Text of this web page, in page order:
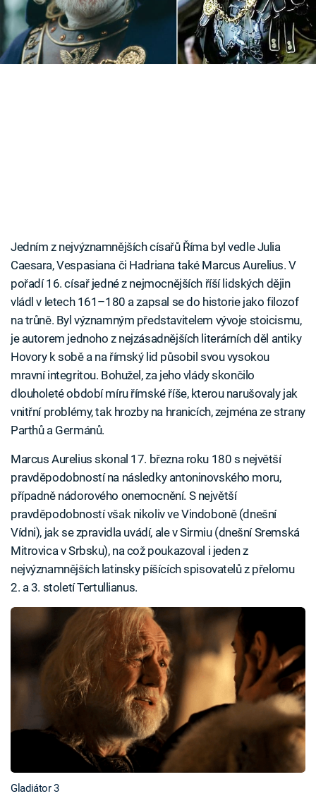
Časopis
Sledujte prima+
Jedním z nejvýznamnějších císařů Říma byl vedle Julia
Caesara, Vespasiana či Hadriana také Marcus Aurelius. V
pořadí 16. císař jedné z nejmocnějších říší lidských dějin
vládl v letech 161–180 a zapsal se do historie jako filozof
na trůně. Byl významným představitelem vývoje stoicismu,
je autorem jednoho z nejzásadnějších literárních děl antiky
Hovory k sobě a na římský lid působil svou vysokou
mravní integritou. Bohužel, za jeho vlády skončilo
dlouholeté období míru římské říše, kterou narušovaly jak
vnitřní problémy, tak hrozby na hranicích, zejména ze strany
Parthů a Germánů.
Marcus Aurelius skonal 17. března roku 180 s největší
pravděpodobností na následky antoninovského moru,
případně nádorového onemocnění. S největší
pravděpodobností však nikoliv ve Vindoboně (dnešní
Vídni), jak se zpravidla uvádí, ale v Sirmiu (dnešní Sremská
Mitrovica v Srbsku), na což poukazoval i jeden z
nejvýznamnějších latinsky píšících spisovatelů z přelomu
2. a 3. století Tertullianus.
Gladiátor 3